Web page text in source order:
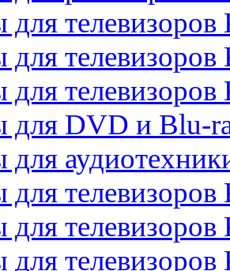
для телевизоров
для телевизоров
для телевизоров
для DVD и Blu-
для
для
для телевизоров
для телевизоров